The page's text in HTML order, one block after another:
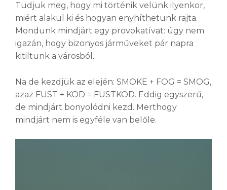
Tudjuk meg, hogy mi történik velünk ilyenkor,
miért alakul ki és hogyan enyhíthetünk rajta.
Mondunk mindjárt egy provokatívat: úgy nem
igazán, hogy bizonyos járműveket pár napra
kitiltunk a városból.
Na de kezdjük az elején: SMOKE + FOG = SMOG,
azaz FÜST + KÖD = FÜSTKÖD. Eddig egyszerű,
de mindjárt bonyolódni kezd. Merthogy
mindjárt nem is egyféle van belőle.